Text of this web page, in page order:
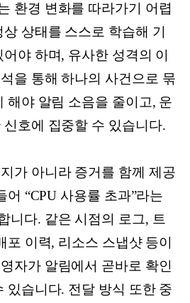
환경 변화를 따라가기 어렵
상태를 스스로 학습해 기
야 하며, 유사한 성격의 이
을 통해 하나의 사건으로 묶
해야 알림 소음을 줄이고, 운
호에 집중할 수 있습니다.
가 아니라 증거를 함께 제공
어 “CPU 사용률 초과”라는
니다. 같은 시점의 로그, 트
포 이력, 리소스 스냅샷 등이
자가 알림에서 곧바로 확인
있습니다. 전달 방식 또한 중